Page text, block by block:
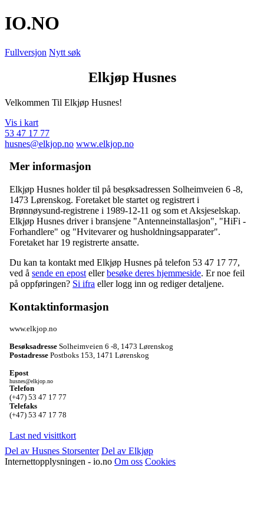
IO.NO
Fullversjon Nytt søk
Elkjøp Husnes
Velkommen Til Elkjøp Husnes!
Vis i kart
53 47 17 77
husnes@elkjop.no www.elkjop.no
Mer informasjon
Elkjøp Husnes holder til på besøksadressen Solheimveien 6 -8,
1473 Lørenskog. Foretaket ble startet og registrert i
Brønnøysund-registrene i 1989-12-11 og som et Aksjeselskap.
Elkjøp Husnes driver i bransjene "Antenneinstallasjon", "HiFi -
Forhandlere" og "Hvitevarer og husholdningsapparater".
Foretaket har 19 registrerte ansatte.
Du kan ta kontakt med Elkjøp Husnes på telefon 53 47 17 77,
ved å sende en epost ellerbesøke deres hjemmeside. Er noe feil
på oppføringen? Si ifra eller logg inn og rediger detaljene.
Kontaktinformasjon
www.elkjop.no
Besøksadresse Solheimveien 6 -8 1473 Lørenskog
Postadresse Postboks 153 1471 Lørenskog
Epost
husnes@elkjop.no
Telefon
(+47) 53 47 17 77
Telefaks
(+47) 53 47 17 78
Last ned visittkort
Del av Husnes Storsenter Del av Elkjøp
Internettopplysningen - io.no Om oss Cookies